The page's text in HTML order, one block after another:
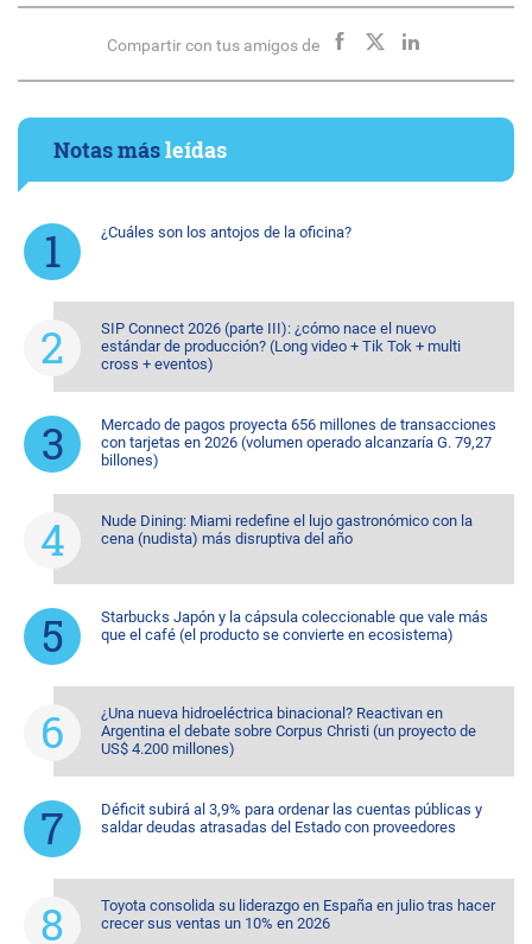
Compartir con tus amigos de
Notas másleídas
¿Cuáles son los antojos de la oficina?
SIP Connect 2026 (parte III): ¿cómo nace el nuevo
estándar de producción? (Long video + Tik Tok + multi
cross + eventos)
Mercado de pagos proyecta 656 millones de transacciones
con tarjetas en 2026 (volumen operado alcanzaría G. 79,27
billones)
Nude Dining: Miami redefine el lujo gastronómico con la
cena (nudista) más disruptiva del año
Starbucks Japón y la cápsula coleccionable que vale más
que el café (el producto se convierte en ecosistema)
¿Una nueva hidroeléctrica binacional? Reactivan en
Argentina el debate sobre Corpus Christi (un proyecto de
US$ 4.200 millones)
Déficit subirá al 3,9% para ordenar las cuentas públicas y
saldar deudas atrasadas del Estado con proveedores
Toyota consolida su liderazgo en España en julio tras hacer
crecer sus ventas un 10% en 2026